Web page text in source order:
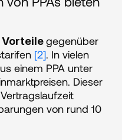
gegenüber
[2]. In vielen
einem PPA unter
Dieser
von rund 10